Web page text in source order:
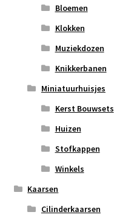
Bloemen
Klokken
Muziekdozen
Knikkerbanen
Miniatuurhuisjes
Kerst Bouwsets
Huizen
Stofkappen
Winkels
Kaarsen
Cilinderkaarsen